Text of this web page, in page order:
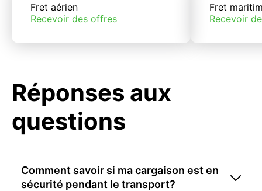
Fret aérien
Recevoir des offres
Fret
Recevoir
Réponses aux
questions
Comment savoir si ma cargaison est en
sécurité pendant le transport?